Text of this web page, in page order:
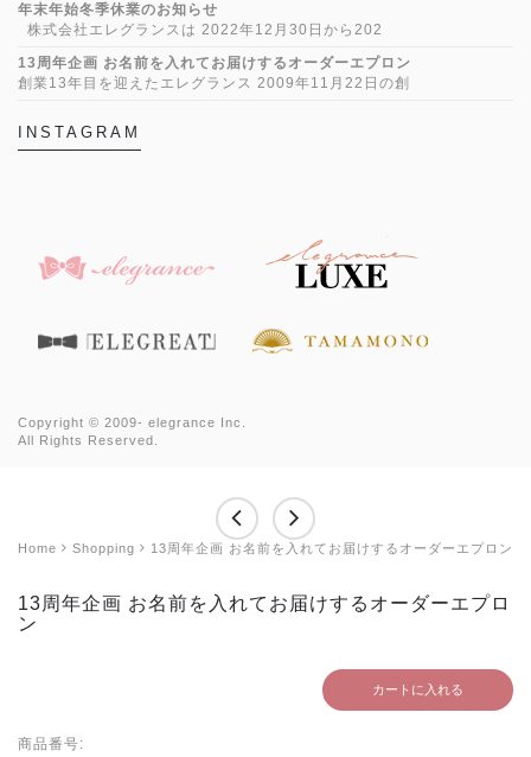
年末年始冬季休業のお知らせ
株式会社エレグランスは 2022年12月30日から202
13周年企画 お名前を入れてお届けするオーダーエプロン
創業13年目を迎えたエレグランス 2009年11月22日の創
INSTAGRAM
Copyright © 2009- elegrance Inc.
All Rights Reserved.
Home Shopping 13周年企画 お名前を入れてお届けするオーダーエプロン
13周年企画 お名前を入れてお届けするオーダーエプロ
ン
カートに入れる
商品番号: